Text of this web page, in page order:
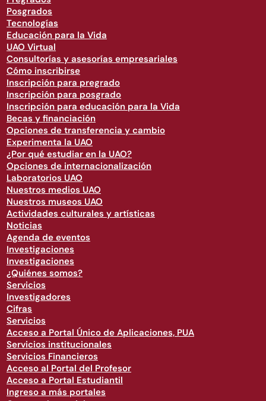
Posgrados
Tecnologías
Educación para la Vida
UAO Virtual
Consultorías y asesorías empresariales
Cómo inscribirse
Inscripción para pregrado
Inscripción para posgrado
Inscripción para educación para la Vida
Becas y financiación
Opciones de transferencia y cambio
Experimenta la UAO
¿Por qué estudiar en la UAO?
Opciones de internacionalización
Laboratorios UAO
Nuestros medios UAO
Nuestros museos UAO
Actividades culturales y artísticas
Noticias
Agenda de eventos
Investigaciones
Investigaciones
¿Quiénes somos?
Servicios
Investigadores
Cifras
Servicios
Acceso a Portal Único de Aplicaciones, PUA
Servicios institucionales
Servicios Financieros
Acceso al Portal del Profesor
Acceso a Portal Estudiantil
Ingreso a más portales